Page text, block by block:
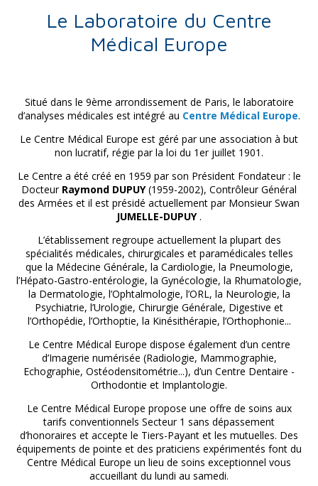
Le Laboratoire du Centre
Médical Europe
Situé dans le 9ème arrondissement de Paris, le laboratoire
d’analyses médicales est intégré au Centre Médical Europe.
Le Centre Médical Europe est géré par une association à but
non lucratif, régie par la loi du 1er juillet 1901.
Le Centre a été créé en 1959 par son Président Fondateur : le
Docteur Raymond DUPUY(1959-2002), Contrôleur Général
des Armées et il est présidé actuellement par Monsieur Swan
JUMELLE-DUPUY .
L’établissement regroupe actuellement la plupart des
spécialités médicales, chirurgicales et paramédicales telles
que la Médecine Générale, la Cardiologie, la Pneumologie,
l’Hépato-Gastro-entérologie, la Gynécologie, la Rhumatologie,
la Dermatologie, l’Ophtalmologie, l’ORL, la Neurologie, la
Psychiatrie, l’Urologie, Chirurgie Générale, Digestive et
l’Orthopédie, l’Orthoptie, la Kinésithérapie, l’Orthophonie...
Le Centre Médical Europe dispose également d’un centre
d’Imagerie numérisée (Radiologie, Mammographie,
Echographie, Ostéodensitométrie...), d’un Centre Dentaire -
Orthodontie et Implantologie.
Le Centre Médical Europe propose une offre de soins aux
tarifs conventionnels Secteur 1 sans dépassement
d’honoraires et accepte le Tiers-Payant et les mutuelles. Des
équipements de pointe et des praticiens expérimentés font du
Centre Médical Europe un lieu de soins exceptionnel vous
accueillant du lundi au samedi.